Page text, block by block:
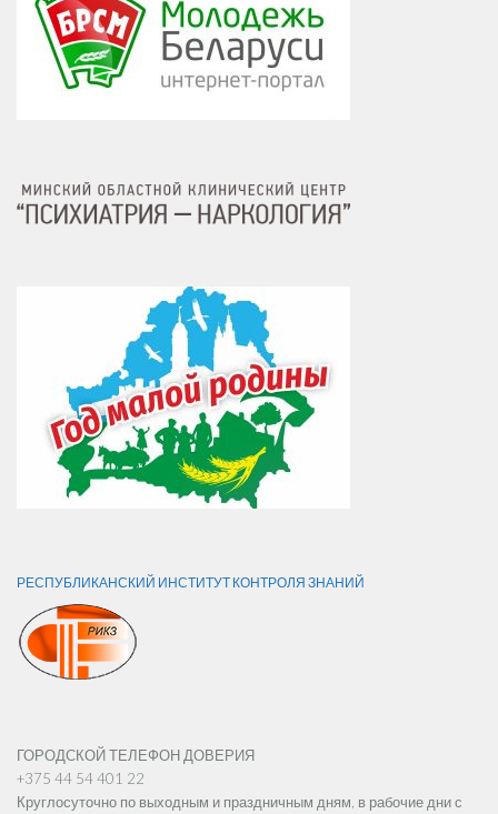
РЕСПУБЛИКАНСКИЙ ИНСТИТУТ КОНТРОЛЯ ЗНАНИЙ
ГОРОДСКОЙ ТЕЛЕФОН ДОВЕРИЯ
+375 44 54 401 22
Круглосуточно по выходным и праздничным дням, в рабочие дни с